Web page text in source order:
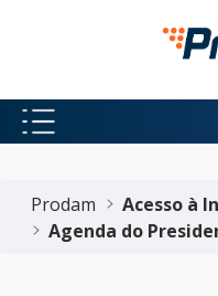
Pular para o Conteúdo
Prodam
Acesso à
Agenda do